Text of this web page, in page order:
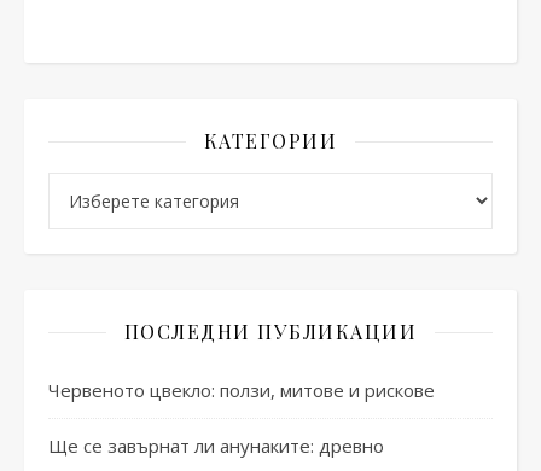
КАТЕГОРИИ
ПОСЛЕДНИ ПУБЛИКАЦИИ
Червеното цвекло: ползи, митове и рискове
Ще се завърнат ли анунаките: древно